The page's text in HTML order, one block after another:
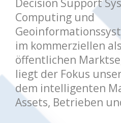
Decision Support
Computing und
im kommerziellen
öffentlichen
liegt der Fokus
dem intelligenten
Assets, Betrieben